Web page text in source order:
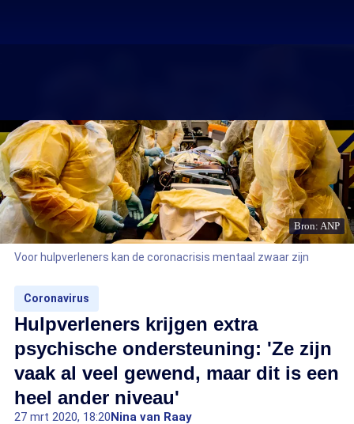
Bron: ANP
Voor hulpverleners kan de coronacrisis mentaal zwaar zijn
Coronavirus
Hulpverleners krijgen extra
psychische ondersteuning: 'Ze zijn
vaak al veel gewend, maar dit is een
heel ander niveau'
27 mrt 2020, 18:20Nina van Raay